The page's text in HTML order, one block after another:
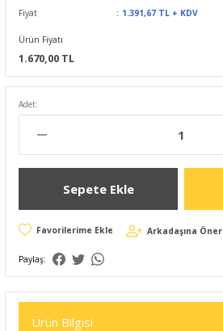
Fiyat
1.391,67 TL + KDV
Ürün Fiyatı
1.670,00 TL
Adet:
Sepete Ekle
Arkadaşına Öner
Paylaş:
Ürün Bilgisi